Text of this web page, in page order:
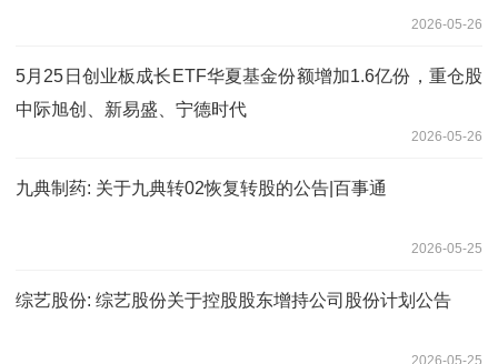
2026-05-26
5月25日创业板成长ETF华夏基金份额增加1.6亿份，重仓股
中际旭创、新易盛、宁德时代
2026-05-26
九典制药: 关于九典转02恢复转股的公告|百事通
2026-05-25
综艺股份: 综艺股份关于控股股东增持公司股份计划公告
2026-05-25